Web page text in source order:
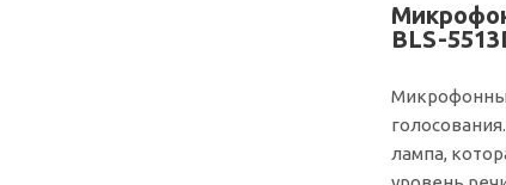
BLS-
лампа,